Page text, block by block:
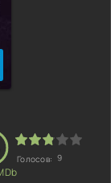
Голосов: 9